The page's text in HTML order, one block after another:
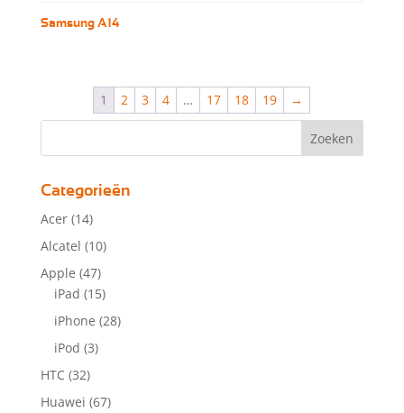
Samsung A14
1 2 3 4 … 17 18 19 →
Categorieën
Acer (14)
Alcatel (10)
Apple (47)
iPad (15)
iPhone (28)
iPod (3)
HTC (32)
Huawei (67)